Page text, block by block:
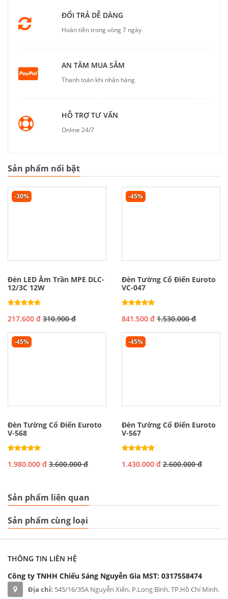
ĐỔI TRẢ DỄ DÀNG
Hoàn tiền trong vòng 7 ngày
AN TÂM MUA SẮM
Thanh toán khi nhận hàng
HỖ TRỢ TƯ VẤN
Online 24/7
Sản phẩm nổi bật
-30%
Đèn LED Âm Trần MPE DLC-
12/3C 12W
217.600 đ 310.900 đ
-45%
Đèn Tường Cổ Điển Euroto
VC-047
841.500 đ 1.530.000 đ
-45%
Đèn Tường Cổ Điển Euroto
V-568
1.980.000 đ 3.600.000 đ
-45%
Đèn Tường Cổ Điển Euroto
V-567
1.430.000 đ 2.600.000 đ
Sản phẩm liên quan
Sản phẩm cùng loại
THÔNG TIN LIÊN HỆ
Công ty TNHH Chiếu Sáng Nguyễn Gia MST: 0317558474
Địa chỉ: 545/16/35A Nguyễn Xiển, P.Long Bình, TP.Hồ Chí Minh.